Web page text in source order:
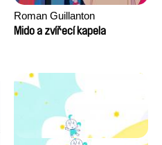
Roman Guillanton
Mido a zvířecí kapela